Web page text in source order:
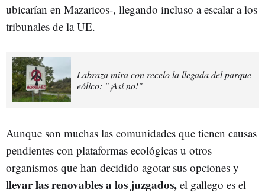
ubicarían en Mazaricos-, llegando incluso a escalar a los
tribunales de la UE.
Labraza mira con recelo la llegada del parque
eólico: "¡Así no!"
Aunque son muchas las comunidades que tienen causas
pendientes con plataformas ecológicas u otros
organismos que han decidido agotar sus opciones y
llevar las renovables a los juzgados, el gallego es el